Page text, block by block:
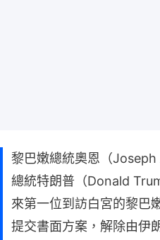
黎巴嫩總統奧恩（
總統特朗普（Donald
來第一位到訪白宮的黎巴
提交書面方案，解除由伊